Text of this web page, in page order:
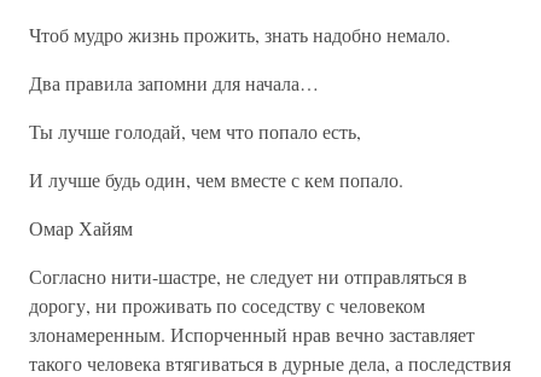
Чтоб мудро жизнь прожить, знать надобно немало.
Два правила запомни для начала…
Ты лучше голодай, чем что попало есть,
И лучше будь один, чем вместе с кем попало.
Омар Хайям
Согласно нити-шастре, не следует ни отправляться в
дорогу, ни проживать по соседству с человеком
злонамеренным. Испорченный нрав вечно заставляет
такого человека втягиваться в дурные дела, а последствия